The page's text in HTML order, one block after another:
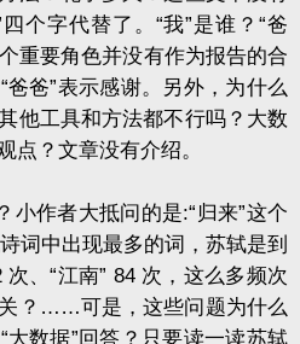
个字代替了。“我”是谁？“爸
重要角色并没有作为报告的合
爸”表示感谢。另外，为什么
他工具和方法都不行吗？大数
点？文章没有介绍。
小作者大抵问的是:“归来”这个
词中出现最多的词，苏轼是到
次、“江南” 84 次，这么多频次
？……可是，这些问题为什么
数据”回答？只要读一读苏轼